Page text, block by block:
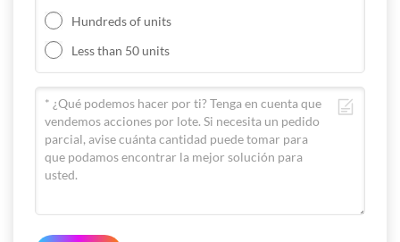
Hundreds of units
Less than 50 units